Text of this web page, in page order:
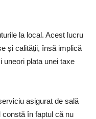
la local. Acest lucru
și calității, însă implică
uneori plata unei taxe
asigurat de sală
în faptul că nu